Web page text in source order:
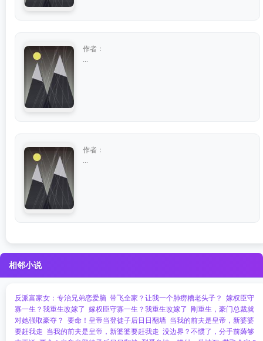
作者：
作者：
相邻小说
反派富家女：专治兄弟恋爱脑 带飞全家？让我一个肺痨糟老头子？ 嫁权臣守
寡一生？我重生改嫁了 嫁权臣守寡一生？我重生改嫁了 刚重生，豪门总裁就
对她强取豪夺？ 要命！皇帝当登徒子后日日翻墙 当我的前夫是皇帝，新婆婆
要赶我走 当我的前夫是皇帝，新婆婆要赶我走 没边界？不惯了，分手前薅够